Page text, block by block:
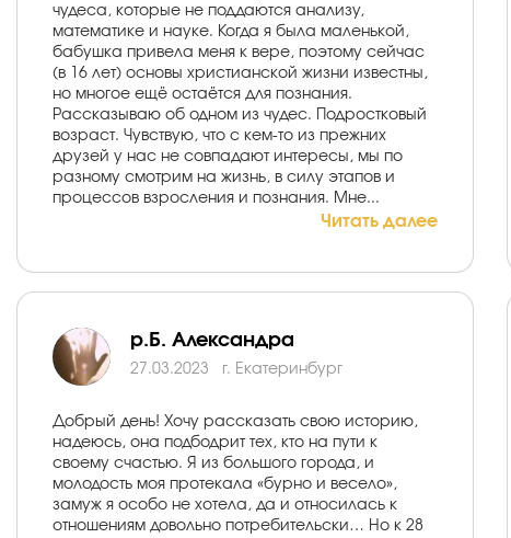
чудеса, которые не поддаются анализу,
математике и науке. Когда я была маленькой,
бабушка привела меня к вере, поэтому сейчас
(в 16 лет) основы христианской жизни известны,
но многое ещё остаётся для познания.
Рассказываю об одном из чудес. Подростковый
возраст. Чувствую, что с кем-то из прежних
друзей у нас не совпадают интересы, мы по
разному смотрим на жизнь, в силу этапов и
процессов взросления и познания. Мне...
Читать далее
р.Б. Александра
27.03.2023 г. Екатеринбург
Добрый день! Хочу рассказать свою историю,
надеюсь, она подбодрит тех, кто на пути к
своему счастью. Я из большого города, и
молодость моя протекала «бурно и весело»,
замуж я особо не хотела, да и относилась к
отношениям довольно потребительски… Но к 28